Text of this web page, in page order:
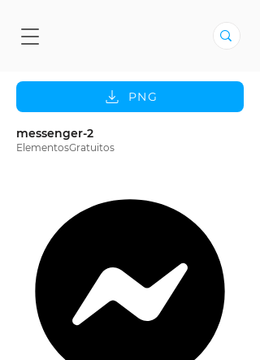
PNG
messenger-2
ElementosGratuitos